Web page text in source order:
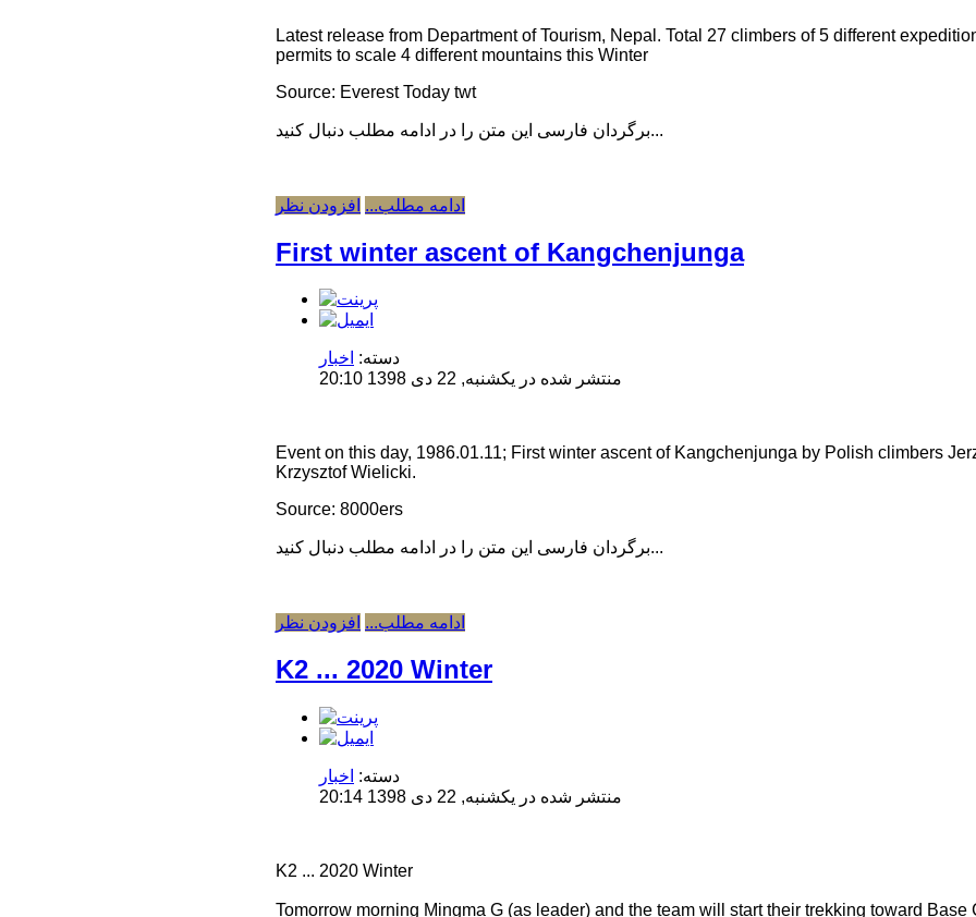
Latest release from Department of Tourism, Nepal. Total 27 climbers of 5 different
permits to scale 4 different mountains this Winter
Source: Everest Today twt
برگردان فارسی این متن را در ادامه مطلب دنبال کنید...
ادامه مطلب... افزودن نظر
First winter ascent of Kangchenjunga
دسته: اخبار
منتشر شده در یکشنبه, 22 دی 1398 20:10
Event on this day, 1986.01.11; First winter ascent of Kangchenjunga by Polish climbers
Krzysztof Wielicki.
Source: 8000ers
برگردان فارسی این متن را در ادامه مطلب دنبال کنید...
ادامه مطلب... افزودن نظر
K2 ... 2020 Winter
دسته: اخبار
منتشر شده در یکشنبه, 22 دی 1398 20:14
K2 ... 2020 Winter
Tomorrow morning Mingma G (as leader) and the team will start their trekking toward Base